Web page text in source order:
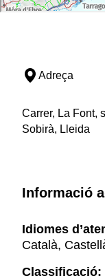
Adreça
Carrer, La Font,
Sobirà, Lleida
Informació
Idiomes
Català,
Classificació: